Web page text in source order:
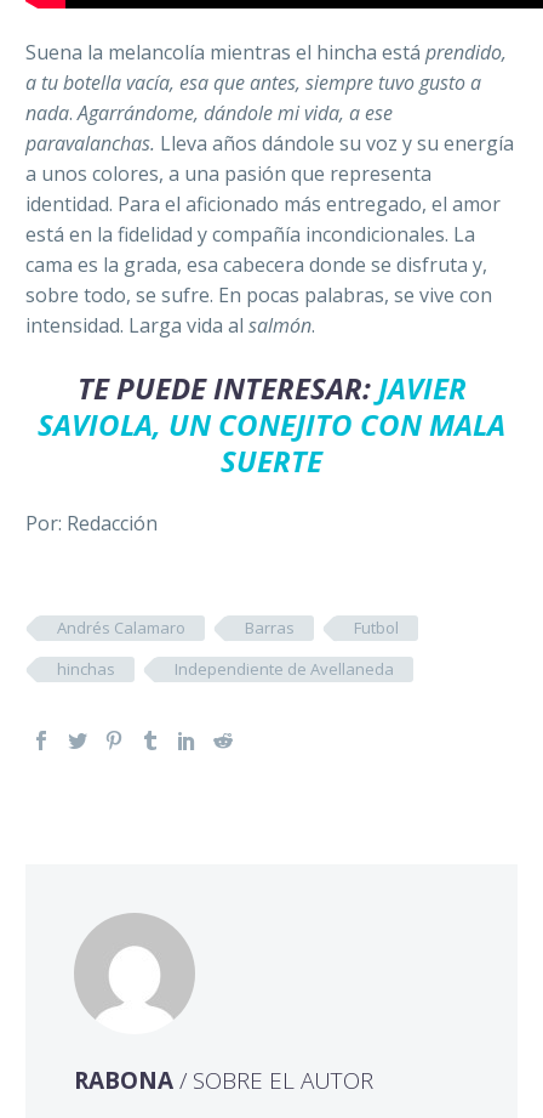
Suena la melancolía mientras el hincha está prendido,
a tu botella vacía, esa que antes, siempre tuvo gusto a
nada.Agarrándome, dándole mi vida, a ese
paravalanchas. Lleva años dándole su voz y su energía
a unos colores, a una pasión que representa
identidad. Para el aficionado más entregado, el amor
está en la fidelidad y compañía incondicionales. La
cama es la grada, esa cabecera donde se disfruta y,
sobre todo, se sufre. En pocas palabras, se vive con
intensidad. Larga vida al salmón.
TE PUEDE INTERESAR: JAVIER
SAVIOLA, UN CONEJITO CON MALA
SUERTE
Por: Redacción
Andrés Calamaro Barras
Futbol
hinchas
Independiente de Avellaneda
RABONA/ SOBRE EL AUTOR